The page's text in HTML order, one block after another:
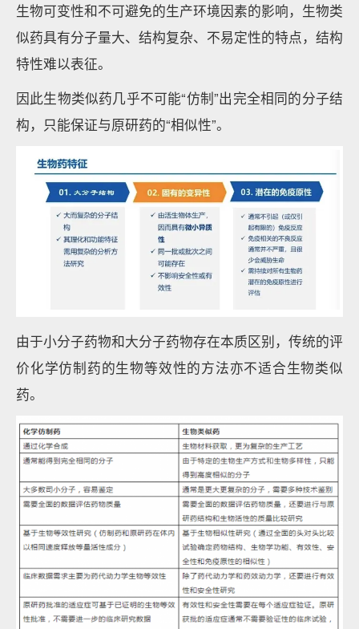
生物可变性和不可避免的生产环境因素的影响，生物类
似药具有分子量大、结构复杂、不易定性的特点，结构
特性难以表征。
因此生物类似药几乎不可能“仿制”出完全相同的分子结
构，只能保证与原研药的“相似性”。
由于小分子药物和大分子药物存在本质区别，传统的评
价化学仿制药的生物等效性的方法亦不适合生物类似
药。